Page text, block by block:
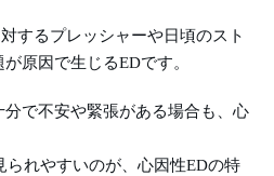
するプレッシャーや日頃のスト
原因で生じるEDです。
で不安や緊張がある場合も、心
られやすいのが、心因性EDの特